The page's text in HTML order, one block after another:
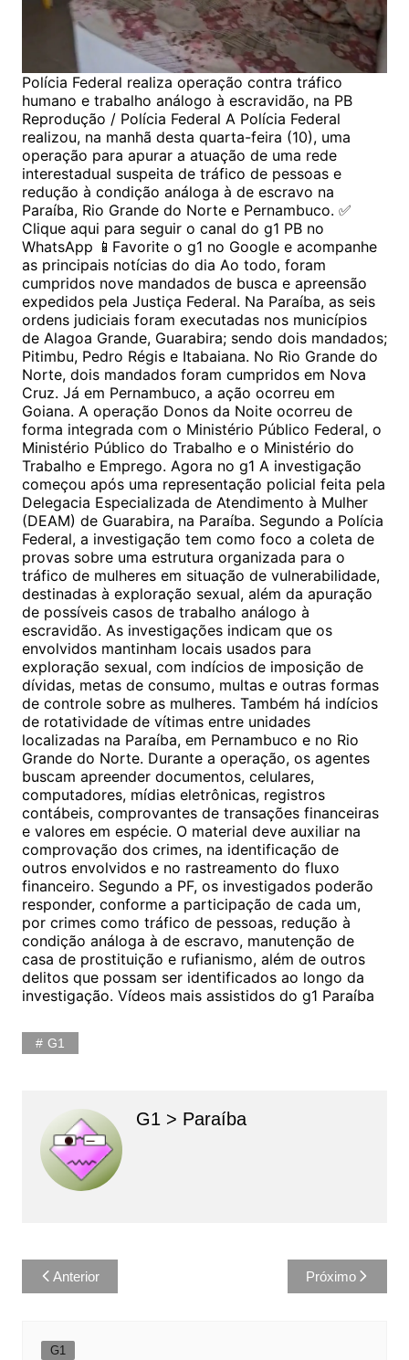
Polícia Federal realiza operação contra tráfico
humano e trabalho análogo à escravidão, na PB
Reprodução / Polícia Federal A Polícia Federal
realizou, na manhã desta quarta-feira (10), uma
operação para apurar a atuação de uma rede
interestadual suspeita de tráfico de pessoas e
redução à condição análoga à de escravo na
Paraíba, Rio Grande do Norte e Pernambuco. ✅
Clique aqui para seguir o canal do g1 PB no
WhatsApp 📱Favorite o g1 no Google e acompanhe
as principais notícias do dia Ao todo, foram
cumpridos nove mandados de busca e apreensão
expedidos pela Justiça Federal. Na Paraíba, as seis
ordens judiciais foram executadas nos municípios
de Alagoa Grande, Guarabira; sendo dois mandados;
Pitimbu, Pedro Régis e Itabaiana. No Rio Grande do
Norte, dois mandados foram cumpridos em Nova
Cruz. Já em Pernambuco, a ação ocorreu em
Goiana. A operação Donos da Noite ocorreu de
forma integrada com o Ministério Público Federal, o
Ministério Público do Trabalho e o Ministério do
Trabalho e Emprego. Agora no g1 A investigação
começou após uma representação policial feita pela
Delegacia Especializada de Atendimento à Mulher
(DEAM) de Guarabira, na Paraíba. Segundo a Polícia
Federal, a investigação tem como foco a coleta de
provas sobre uma estrutura organizada para o
tráfico de mulheres em situação de vulnerabilidade,
destinadas à exploração sexual, além da apuração
de possíveis casos de trabalho análogo à
escravidão. As investigações indicam que os
envolvidos mantinham locais usados para
exploração sexual, com indícios de imposição de
dívidas, metas de consumo, multas e outras formas
de controle sobre as mulheres. Também há indícios
de rotatividade de vítimas entre unidades
localizadas na Paraíba, em Pernambuco e no Rio
Grande do Norte. Durante a operação, os agentes
buscam apreender documentos, celulares,
computadores, mídias eletrônicas, registros
contábeis, comprovantes de transações financeiras
e valores em espécie. O material deve auxiliar na
comprovação dos crimes, na identificação de
outros envolvidos e no rastreamento do fluxo
financeiro. Segundo a PF, os investigados poderão
responder, conforme a participação de cada um,
por crimes como tráfico de pessoas, redução à
condição análoga à de escravo, manutenção de
casa de prostituição e rufianismo, além de outros
delitos que possam ser identificados ao longo da
investigação. Vídeos mais assistidos do g1 Paraíba
G1
G1 > Paraíba
Navegação
de
Anterior Próximo
G1